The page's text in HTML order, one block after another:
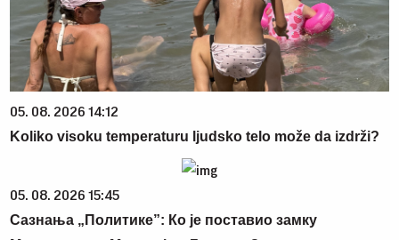
05. 08. 2026 14:12
Koliko visoku temperaturu ljudsko telo može da izdrži?
05. 08. 2026 15:45
Сазнања „Политике”: Ко је поставио замку